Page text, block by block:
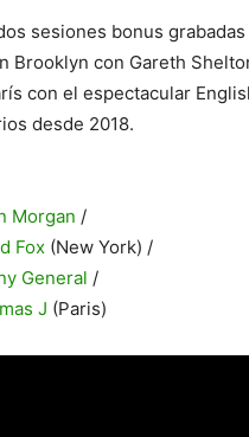
sesiones bonus
con Gareth
con el espectacular
desde 2018.
Morgan /
Fox (New York) /
General /
J (Paris)